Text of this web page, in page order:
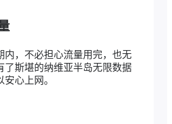
内，不必担心流量用完，也无
了斯堪的纳维亚半岛无限数据
心上网。